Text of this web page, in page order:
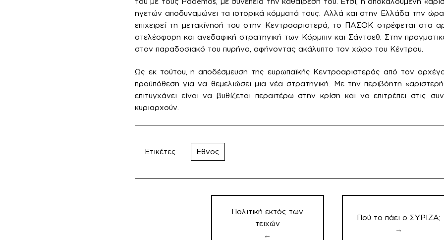
ηγετών αποδυναμώνει τα ιστορικά κόμματά τους. Αλλά και στην Ελλάδα την
επιχειρεί τη μετακίνησή του στην Κεντροαριστερά, το ΠΑΣΟΚ στρέφεται στα
ατελέσφορη και ανεδαφική στρατηγική των Κόρμπιν και Σάντσεθ. Στην
στον παραδοσιακό του πυρήνα, αφήνοντας ακάλυπτο τον χώρο του Κέντρου.
Ως εκ τούτου, η αποδέσμευση της ευρωπαϊκής Κεντροαριστεράς από τον
προϋπόθεση για να θεμελιώσει μια νέα στρατηγική. Με την περιβόητη
επιτυγχάνει είναι να βυθίζεται περαιτέρω στην κρίση και να επιτρέπει στις
κυριαρχούν.
Ετικέτες Εθνος
Πλοήγηση
Πολιτική εκτός των
τειχών
←
Πού το πάει ο ΣΥΡΙΖΑ;
→